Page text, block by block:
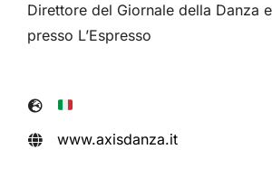
Direttore del Giornale della Danza
presso L’Espresso
www.axisdanza.it